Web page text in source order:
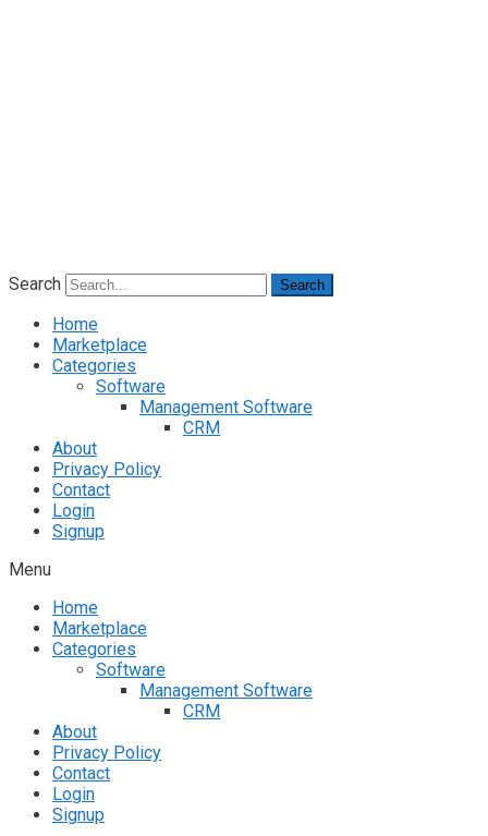
Search Search
Home
Marketplace
Categories
Software
Management Software
CRM
About
Privacy Policy
Contact
Login
Signup
Menu
Home
Marketplace
Categories
Software
Management Software
CRM
About
Privacy Policy
Contact
Login
Signup